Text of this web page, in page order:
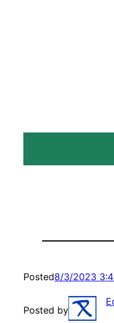
Posted8/3/2023
Posted by